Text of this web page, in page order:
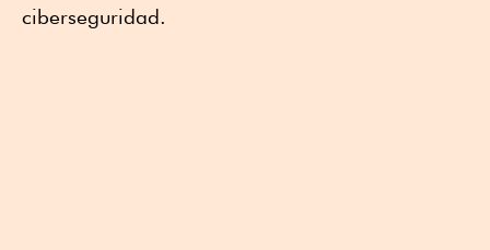
ciberseguridad.